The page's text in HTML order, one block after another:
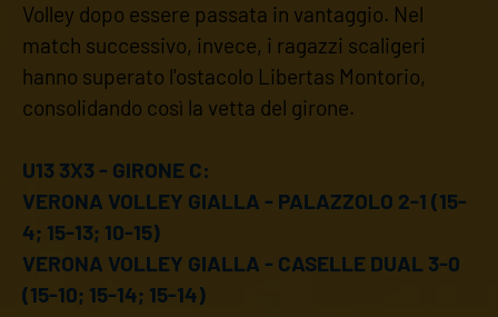
Volley dopo essere passata in vantaggio. Nel
match successivo, invece, i ragazzi scaligeri
hanno superato l'ostacolo Libertas Montorio,
consolidando così la vetta del girone.
U13 3X3 - GIRONE C:
VERONA VOLLEY GIALLA - PALAZZOLO 2-1 (15-
4; 15-13; 10-15)
VERONA VOLLEY GIALLA - CASELLE DUAL 3-0
(15-10; 15-14; 15-14)